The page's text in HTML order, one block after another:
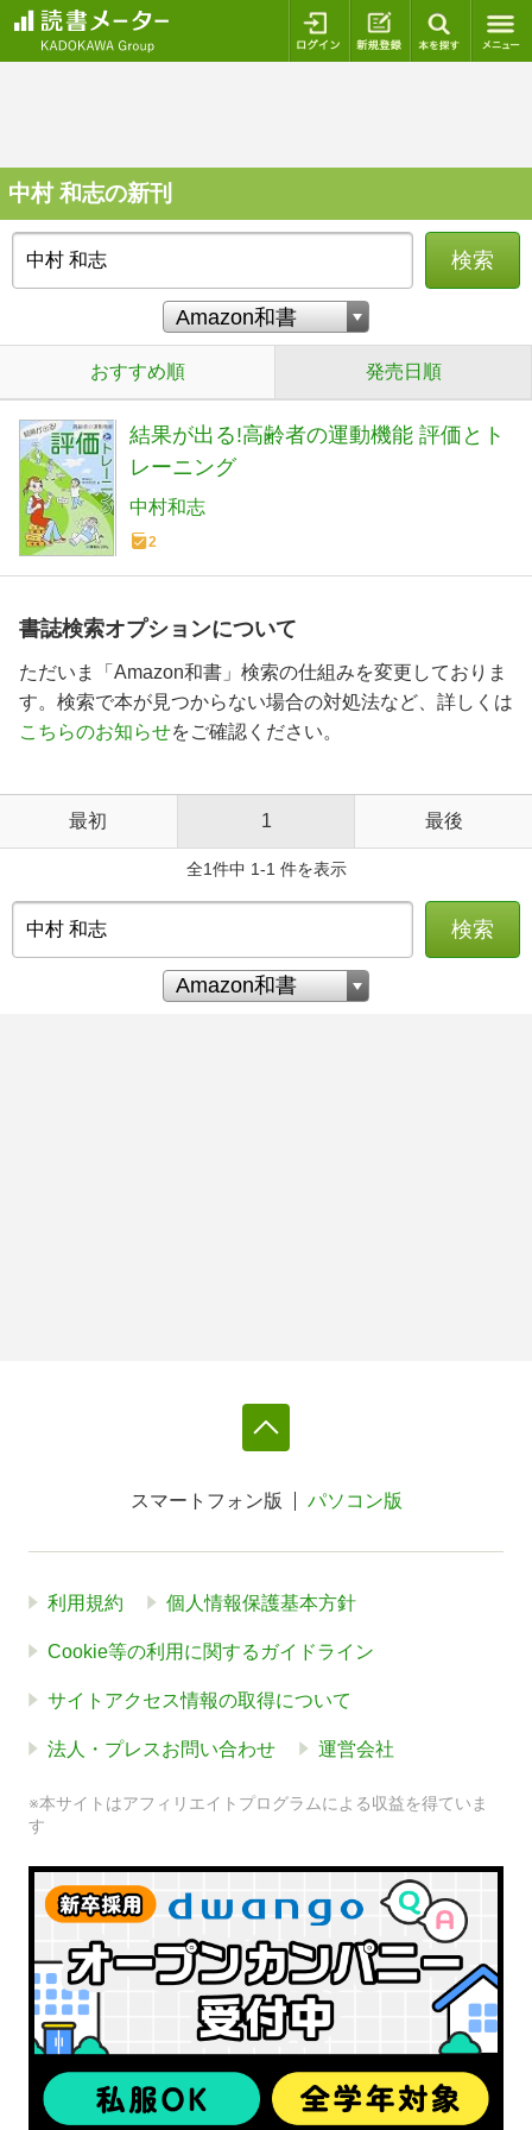
ログイン 新規登録
中村 和志の新刊
検索
おすすめ順 発売日順
結果が出る!高齢者の運動機能 評価とト
レーニング
中村和志
2
書誌検索オプションについて
ただいま「Amazon和書」検索の仕組みを変更しておりま
す。検索で本が見つからない場合の対処法など、詳しくは
こちらのお知らせをご確認ください。
最初 1 最後
全1件中 1-1 件を表示
検索
スマートフォン版 パソコン版
利用規約 個人情報保護基本方針
Cookie等の利用に関するガイドライン
サイトアクセス情報の取得について
法人・プレスお問い合わせ 運営会社
※本サイトはアフィリエイトプログラムによる収益を得ていま
す